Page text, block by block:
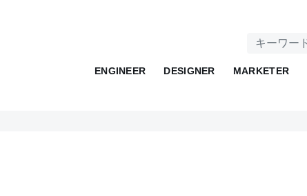
ENGINEER DESIGNER MARKETER